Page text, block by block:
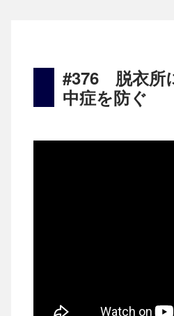
#376 脱衣所
中症を防ぐ